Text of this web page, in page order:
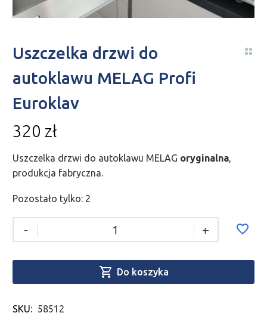
Uszczelka drzwi do
autoklawu MELAG Profi
Euroklav
320 zł
Uszczelka drzwi do autoklawu MELAG oryginalna,
produkcja fabryczna.
Pozostało tylko: 2
- +
 Do koszyka
SKU: 58512